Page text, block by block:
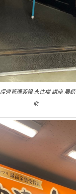
營管理簽證 永住權 講座 展
助